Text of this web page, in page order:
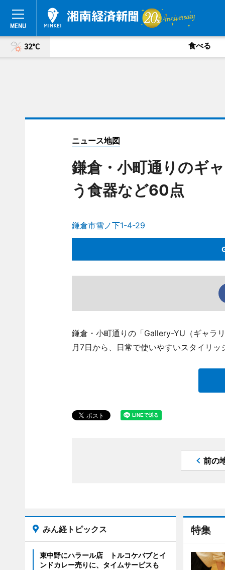
32°C 食べる
ニュース地図
鎌倉・小町通りのギ
う食器など60点
鎌倉市雪ノ下1-4-29
鎌倉・小町通りの「Gallery-YU（ギャラ
月7日から、日常で使いやすいスタイリ
前の
特集
みん経トピックス
東中野にハラール店 トルコケバブとイ
ンドカレー売りに、タイムサービスも